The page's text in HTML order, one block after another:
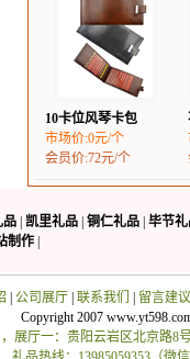
10卡位风琴卡包
市场价:0元/个
会员价:72元/个
品 凯里礼品 铜仁礼品 毕节
制作
公司展厅| 联系我们
留言建议
Copyright 2007
展厅一：贵阳云岩区北京路8